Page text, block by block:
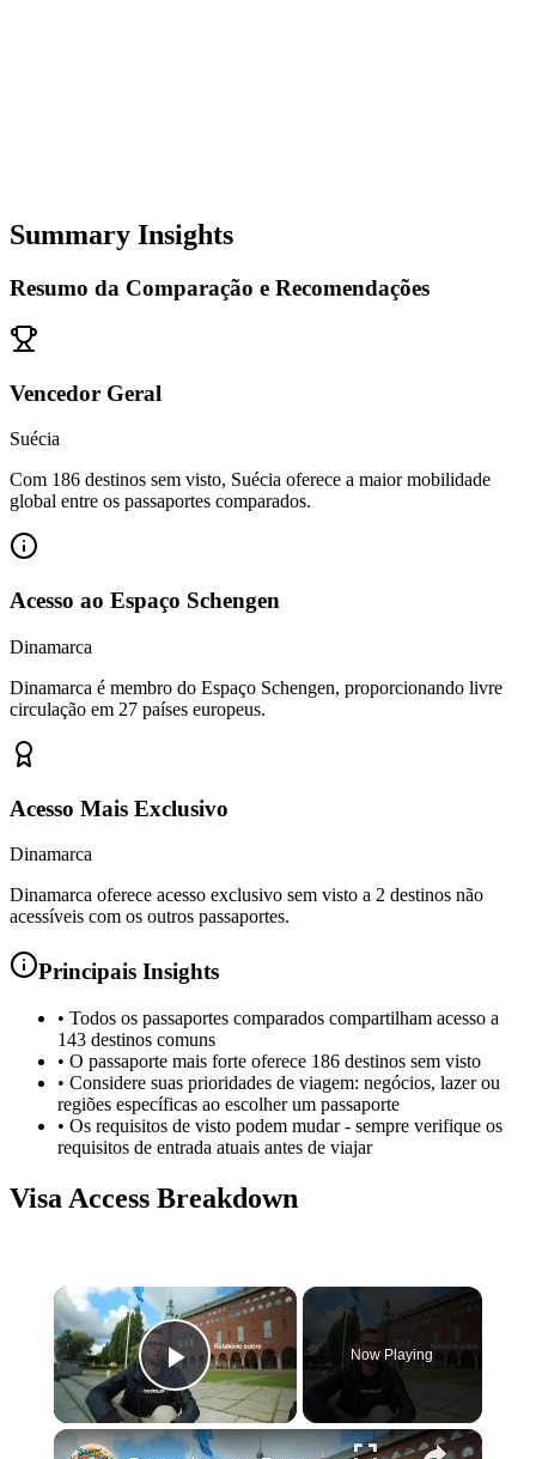
Summary Insights
Resumo da Comparação e Recomendações
Vencedor Geral
Suécia
Com 186 destinos sem visto, Suécia oferece a maior mobilidade
global entre os passaportes comparados.
Acesso ao Espaço Schengen
Dinamarca
Dinamarca é membro do Espaço Schengen, proporcionando livre
circulação em 27 países europeus.
Acesso Mais Exclusivo
Dinamarca
Dinamarca oferece acesso exclusivo sem visto a 2 destinos não
acessíveis com os outros passaportes.
Principais Insights
• Todos os passaportes comparados compartilham acesso a
143 destinos comuns
• O passaporte mais forte oferece 186 destinos sem visto
• Considere suas prioridades de viagem: negócios, lazer ou
regiões específicas ao escolher um passaporte
• Os requisitos de visto podem mudar - sempre verifique os
requisitos de entrada atuais antes de viajar
Visa Access Breakdown
×
Play Video
Now Playing
×